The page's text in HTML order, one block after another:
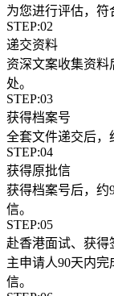
为您进行评估，符
STEP:02
递交资料
资深文案收集资料
处。
STEP:03
获得档案号
全套文件递交后，
STEP:04
获得原批信
获得档案号后，约
信。
STEP:05
赴香港面试、获得
主申请人90天内
信。